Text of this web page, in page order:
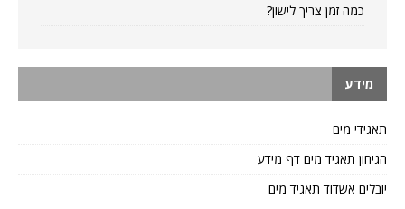
כמה זמן צריך לישון?
מידע
תאגידי מים
הגיחון תאגיד מים דף מידע
יובלים אשדוד תאגיד מים